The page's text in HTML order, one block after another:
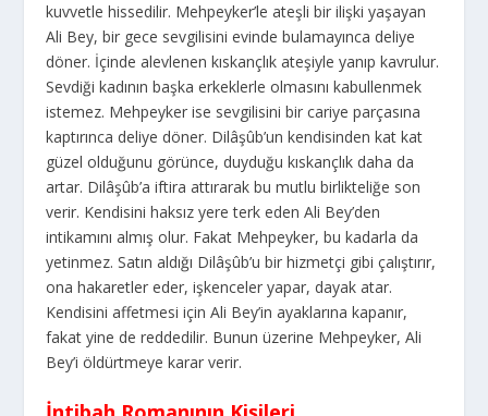
kuvvetle hissedilir. Mehpeyker’le ateşli bir ilişki yaşayan
Ali Bey, bir gece sevgilisini evinde bulamayınca deliye
döner. İçinde alevlenen kıskançlık ateşiyle yanıp kavrulur.
Sevdiği kadının başka erkeklerle olmasını kabullenmek
istemez. Mehpeyker ise sevgilisini bir cariye parçasına
kaptırınca deliye döner. Dilâşûb’un kendisinden kat kat
güzel olduğunu görünce, duyduğu kıskançlık daha da
artar. Dilâşûb’a iftira attırarak bu mutlu birlikteliğe son
verir. Kendisini haksız yere terk eden Ali Bey’den
intikamını almış olur. Fakat Mehpeyker, bu kadarla da
yetinmez. Satın aldığı Dilâşûb’u bir hizmetçi gibi çalıştırır,
ona hakaretler eder, işkenceler yapar, dayak atar.
Kendisini affetmesi için Ali Bey’in ayaklarına kapanır,
fakat yine de reddedilir. Bunun üzerine Mehpeyker, Ali
Bey’i öldürtmeye karar verir.